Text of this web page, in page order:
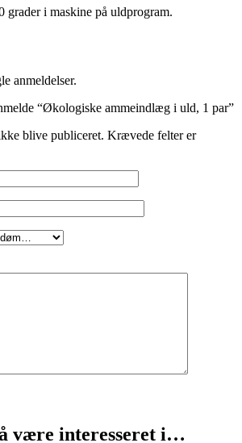
grader i maskine på uldprogram.
anmeldelser.
“Økologiske ammeindlæg i uld, 1 par”
blive publiceret. Krævede felter er
være interesseret i…